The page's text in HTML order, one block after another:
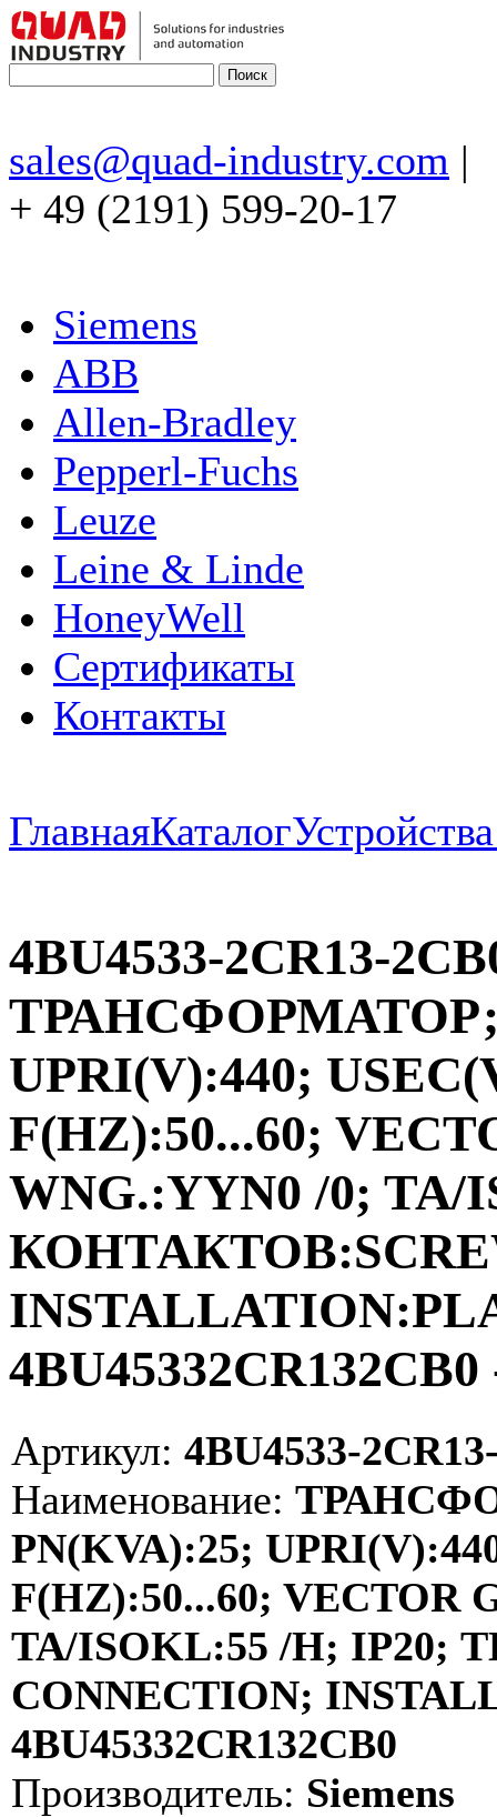
sales@quad-industry.com |
+ 49 (2191) 599-20-17
Siemens
ABB
Allen-Bradley
Pepperl-Fuchs
Leuze
Leine & Linde
HoneyWell
Сертификаты
Контакты
ГлавнаяКаталог
4BU4533-2CR13-
UPRI(V):440;
F(HZ):50...60;
WNG.:YYN0 /0;
Артикул: 4BU4533-
Наименование:
PN(KVA):25;
F(HZ):50...60; VECTOR
TA/ISOKL:55 /H;
CONNECTION;
4BU45332CR132CB0
Производитель: Siemens